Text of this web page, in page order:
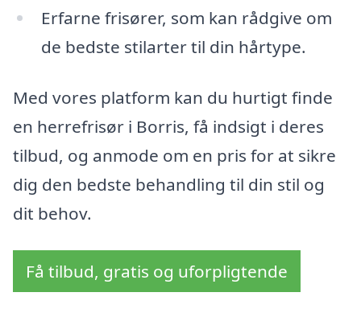
Erfarne frisører, som kan rådgive om
de bedste stilarter til din hårtype.
Med vores platform kan du hurtigt finde
en herrefrisør i Borris, få indsigt i deres
tilbud, og anmode om en pris for at sikre
dig den bedste behandling til din stil og
dit behov.
Få tilbud, gratis og uforpligtende